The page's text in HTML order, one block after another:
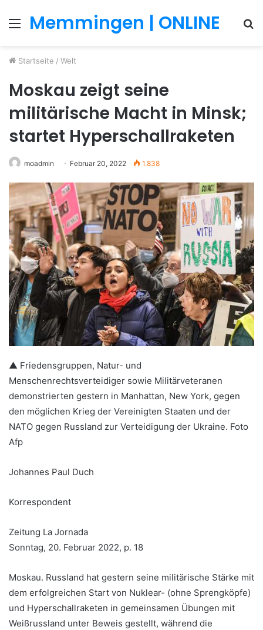
MenüMemmingen | ONLINE
Startseite / Welt
Moskau zeigt seine
militärische Macht in Minsk;
startet Hyperschallraketen
moadmin Februar 20, 2022 1.838
▲ Friedensgruppen, Natur- und
Menschenrechtsverteidiger sowie Militärveteranen
demonstrierten gestern in Manhattan, New York, gegen
den möglichen Krieg der Vereinigten Staaten und der
NATO gegen Russland zur Verteidigung der Ukraine. Foto
Afp
Johannes Paul Duch
Korrespondent
Zeitung La Jornada
Sonntag, 20. Februar 2022, p. 18
Moskau. Russland hat gestern seine militärische Stärke mit
dem erfolgreichen Start von Nuklear- (ohne Sprengköpfe)
und Hyperschallraketen in gemeinsamen Übungen mit
Weißrussland unter Beweis gestellt, während die